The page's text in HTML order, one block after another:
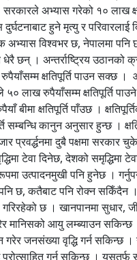
अभ्यास गरेको १० लाख
हुने मृत्यु र परिवारलाई
अभ्यास विश्वभर छ, नेपालमा
छन् । अन्तर्राष्ट्रिय उठानको
क्षतिपूर्ति पाउन सक्छ
५० लाख रुपैयाँसम्म क्षतिपूर्ति
बीमा क्षतिपूर्ति पाँउछ ।
सम्बन्धि कानुन अनुसार हुन्छ ।
प्रवर्द्धनमा दुबै पक्षमा
टेवा दिनेछ, देशको समृद्धिमा
उत्पादनमुखी पनि हुनेछ ।
पनि छ, कतैबाट पनि रोक्न
गरिरहेको छ । खानपानमा सुधार,
मानिसको आयु लम्ब्याउन सकिन्छ
जनसंख्या वृद्धि गर्न सकिन्छ ।
गर्न सकिन्छ ।